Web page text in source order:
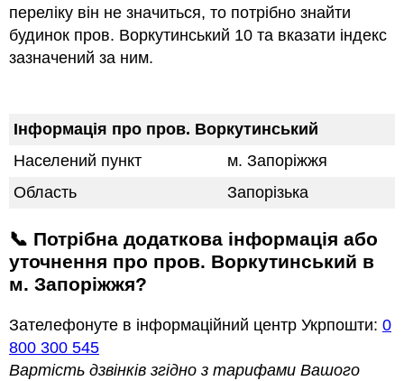
переліку він не значиться, то потрібно знайти
будинок пров. Воркутинський 10 та вказати індекс
зазначений за ним.
Інформація про пров. Воркутинський
Населений пункт
м. Запоріжжя
Область
Запорізька
📞 Потрібна додаткова інформація або
уточнення про пров. Воркутинський в
м. Запоріжжя?
Зателефонуте в інформаційний центр Укрпошти: 0
800 300 545
Вартість дзвінків згідно з тарифами Вашого